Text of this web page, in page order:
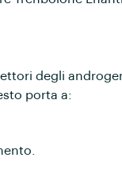
degli
porta a: